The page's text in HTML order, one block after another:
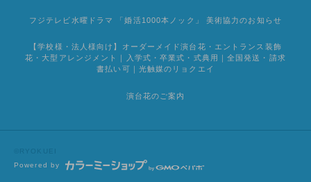
フジテレビ水曜ドラマ 「婚活1000本ノック」 美術協力のお知らせ
【学校様・法人様向け】オーダーメイド演台花・エントランス装飾
花・大型アレンジメント｜入学式・卒業式・式典用｜全国発送・請求
書払い可｜光触媒のリョクエイ
演台花のご案内
©RYOKUEI
Powered by